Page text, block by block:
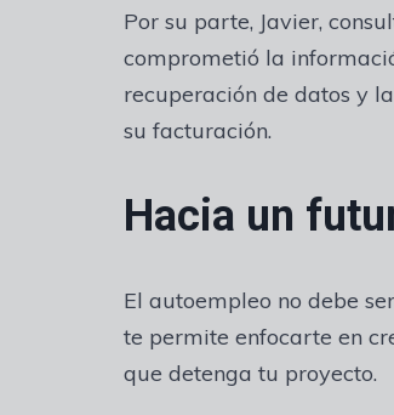
Por su parte, Javier,
comprometió la
recuperación de datos y
su facturación.
Hacia un
El autoempleo no debe
te permite enfocarte en
que detenga tu proyecto.